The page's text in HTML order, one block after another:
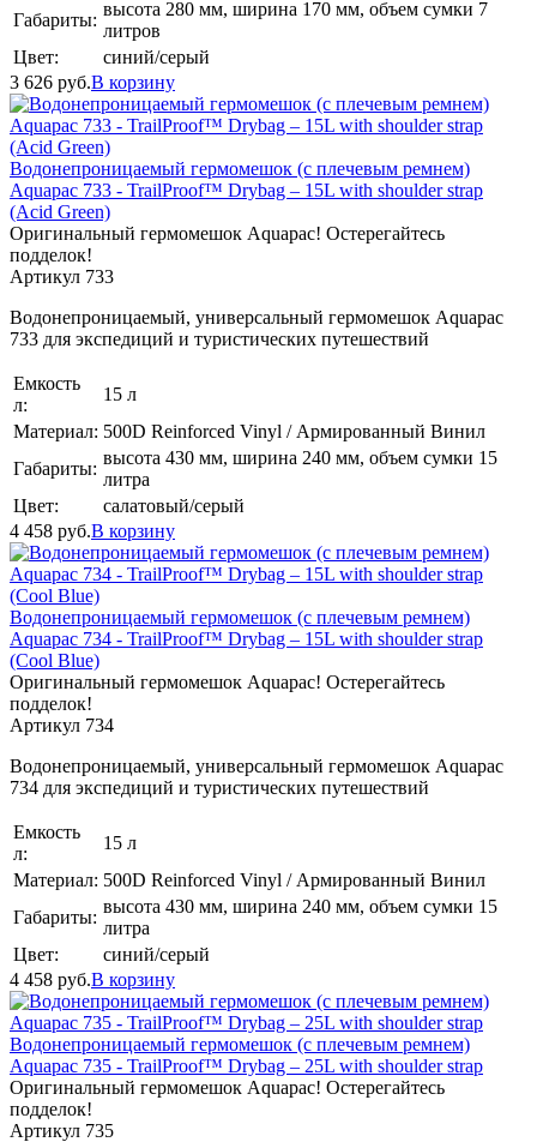
Габариты:
высота 280 мм, ширина 170 мм, объем сумки 7
литров
Цвет:
синий/серый
3 626 руб.В корзину
Водонепроницаемый гермомешок (с плечевым ремнем)
Aquapac 733 - TrailProof™ Drybag – 15L with shoulder strap
(Acid Green)
Оригинальный гермомешок Aquapac! Остерегайтесь
подделок!
Артикул 733
Водонепроницаемый, универсальный гермомешок Aquapac
733 для экспедиций и туристических путешествий
Емкость
л:
15 л
Материал: 500D Reinforced Vinyl / Армированный Винил
Габариты:
высота 430 мм, ширина 240 мм, объем сумки 15
литра
Цвет:
салатовый/серый
4 458 руб.В корзину
Водонепроницаемый гермомешок (с плечевым ремнем)
Aquapac 734 - TrailProof™ Drybag – 15L with shoulder strap
(Cool Blue)
Оригинальный гермомешок Aquapac! Остерегайтесь
подделок!
Артикул 734
Водонепроницаемый, универсальный гермомешок Aquapac
734 для экспедиций и туристических путешествий
Емкость
л:
15 л
Материал: 500D Reinforced Vinyl / Армированный Винил
Габариты:
высота 430 мм, ширина 240 мм, объем сумки 15
литра
Цвет:
синий/серый
4 458 руб.В корзину
Водонепроницаемый гермомешок (с плечевым ремнем)
Aquapac 735 - TrailProof™ Drybag – 25L with shoulder strap
Оригинальный гермомешок Aquapac! Остерегайтесь
подделок!
Артикул 735